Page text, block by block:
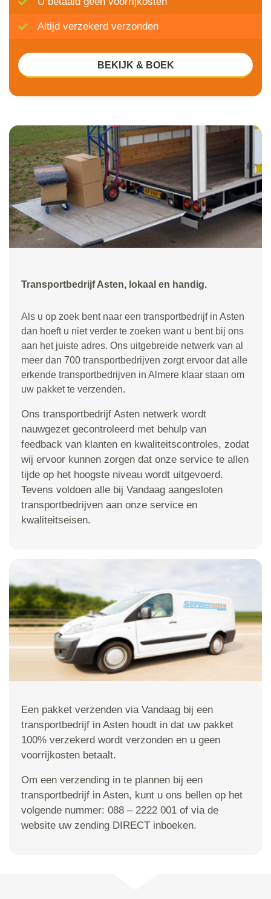
Transportbedrijf Asten, lokaal en handig.
Als u op zoek bent naar een transportbedrijf in Asten
dan hoeft u niet verder te zoeken want u bent bij ons
aan het juiste adres. Ons uitgebreide netwerk van al
meer dan 700 transportbedrijven zorgt ervoor dat alle
erkende transportbedrijven in Almere klaar staan om
uw pakket te verzenden.
Ons transportbedrijf Asten netwerk wordt
nauwgezet gecontroleerd met behulp van
feedback van klanten en kwaliteitscontroles, zodat
wij ervoor kunnen zorgen dat onze service te allen
tijde op het hoogste niveau wordt uitgevoerd.
Tevens voldoen alle bij Vandaag aangesloten
transportbedrijven aan onze service en
kwaliteitseisen.
Altijd verzekerd verzonden
BEKIJK & BOEK
Een pakket verzenden via Vandaag bij een
transportbedrijf in Asten houdt in dat uw pakket
100% verzekerd wordt verzonden en u geen
voorrijkosten betaalt.
Om een verzending in te plannen bij een
transportbedrijf in Asten, kunt u ons bellen op het
volgende nummer: 088 – 2222 001 of via de
website uw zending DIRECT inboeken.